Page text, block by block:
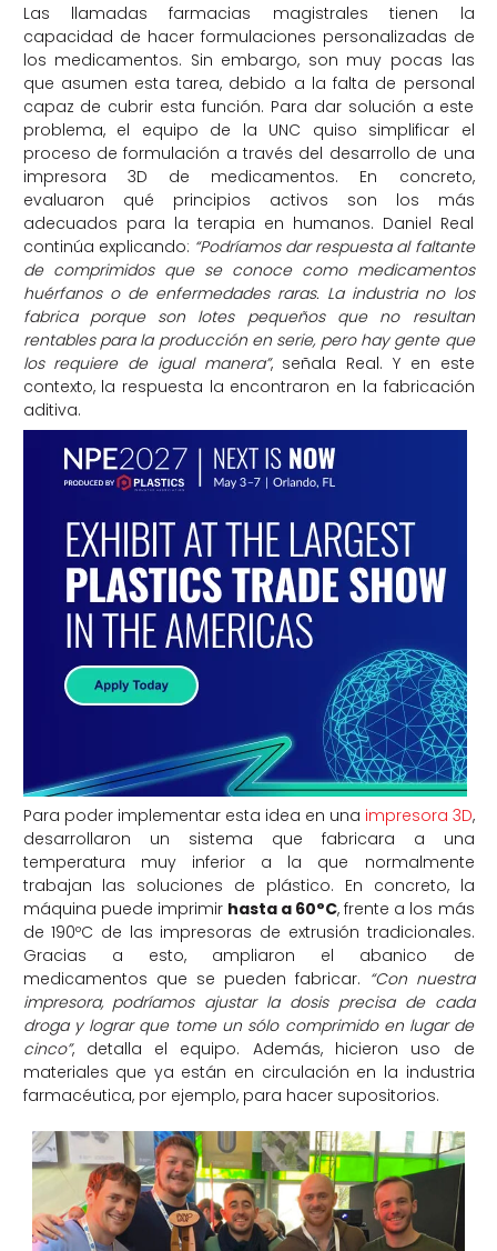
Las llamadas farmacias magistrales tienen la
capacidad de hacer formulaciones personalizadas de
los medicamentos. Sin embargo, son muy pocas las
que asumen esta tarea, debido a la falta de personal
capaz de cubrir esta función. Para dar solución a este
problema, el equipo de la UNC quiso simplificar el
proceso de formulación a través del desarrollo de una
impresora 3D de medicamentos. En concreto,
evaluaron qué principios activos son los más
adecuados para la terapia en humanos. Daniel Real
continúa explicando: “Podríamos dar respuesta al faltante
de comprimidos que se conoce como medicamentos
huérfanos o de enfermedades raras. La industria no los
fabrica porque son lotes pequeños que no resultan
rentables para la producción en serie, pero hay gente que
los requiere de igual manera”, señala Real. Y en este
contexto, la respuesta la encontraron en la fabricación
aditiva.
Para poder implementar esta idea en una impresora 3D,
desarrollaron un sistema que fabricara a una
temperatura muy inferior a la que normalmente
trabajan las soluciones de plástico. En concreto, la
máquina puede imprimir hasta a 60°C, frente a los más
de 190ºC de las impresoras de extrusión tradicionales.
Gracias a esto, ampliaron el abanico de
medicamentos que se pueden fabricar. “Con nuestra
impresora, podríamos ajustar la dosis precisa de cada
droga y lograr que tome un sólo comprimido en lugar de
cinco”, detalla el equipo. Además, hicieron uso de
materiales que ya están en circulación en la industria
farmacéutica, por ejemplo, para hacer supositorios.